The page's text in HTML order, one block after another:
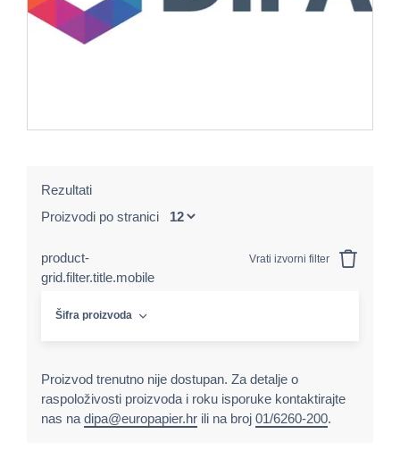
Rezultati
Proizvodi po stranici
product-
grid.filter.title.mobile
Vrati izvorni filter
Šifra proizvoda
Proizvod trenutno nije dostupan. Za detalje o
raspoloživosti proizvoda i roku isporuke kontaktirajte
nas na dipa@europapier.hr ili na broj 01/6260-200.